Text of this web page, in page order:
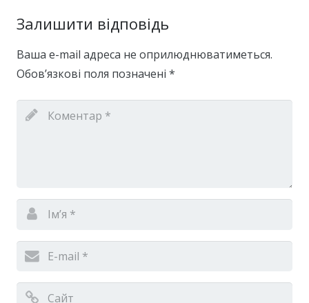
Залишити відповідь
Ваша e-mail адреса не оприлюднюватиметься.
Обов’язкові поля позначені *